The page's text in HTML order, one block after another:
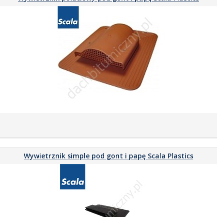
Wywietrznik simple pod gont i papę Scala Plastics